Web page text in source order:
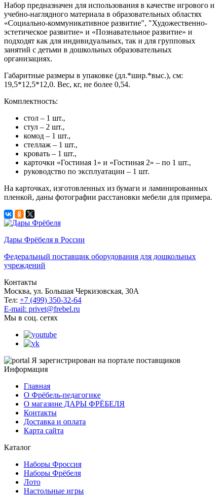
Набор предназначен для использования в качестве игрового и
учебно-наглядного материала в образовательных областях
«Социально-коммуникативное развитие", "Художественно-
эстетическое развитие» и «Познавательное развитие» и
подходят как для индивидуальных, так и для групповых
занятий с детьми в дошкольных образовательных
организациях.
Габаритные размеры в упаковке (дл.*шир.*выс.), см:
19,5*12,5*12,0. Вес, кг, не более 0,54.
Комплектность:
стол – 1 шт.,
стул – 2 шт.,
комод – 1 шт.,
стеллаж – 1 шт.,
кровать – 1 шт.,
карточки «Гостиная 1» и «Гостиная 2» – по 1 шт.,
руководство по эксплуатации – 1 шт.
На карточках, изготовленных из бумаги и ламинированных
пленкой, даны фотографии расстановки мебели для примера.
Дары Фрёбеля в России
Федеральный поставщик оборудования для дошкольных
учреждений
Контакты
Москва, ул. Большая Черкизовская, 30А
Тел: +7 (499) 350-32-64
E-mail: privet@frebel.ru
Мы в соц. сетях
Я зарегистрирован на портале поставщиков
Информация
Главная
О Фрёбель-педагогике
О магазине ДАРЫ ФРЁБЕЛЯ
Контакты
Доставка и оплата
Карта сайта
Каталог
Наборы Фроссия
Наборы Фрёбеля
Лото
Настольные игры